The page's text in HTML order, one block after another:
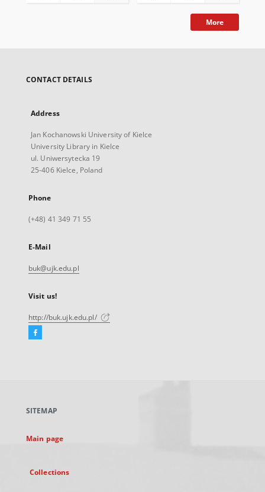
More
CONTACT DETAILS
Address
Jan Kochanowski University of Kielce
University Library in Kielce
ul. Uniwersytecka 19
25-406 Kielce, Poland
Phone
(+48) 41 349 71 55
E-Mail
buk@ujk.edu.pl
Visit us!
http://buk.ujk.edu.pl/
Facebook
new
SITEMAP
Main page
Collections